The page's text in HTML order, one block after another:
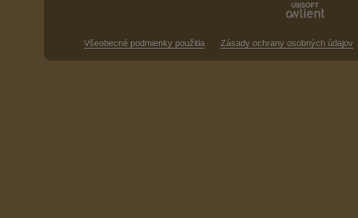
Všeobecné podmienky použitia Zásady ochrany osobných údajov